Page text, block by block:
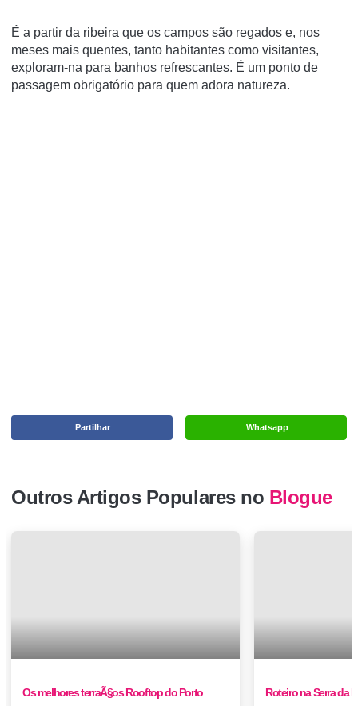
É a partir da ribeira que os campos são regados e, nos
meses mais quentes, tanto habitantes como visitantes,
exploram-na para banhos refrescantes. É um ponto de
passagem obrigatório para quem adora natureza.
Whatsapp
Partilhar
Outros Artigos Populares no Blogue
Os melhores terraÃ§os Rooftop do Porto Roteiro na Serra da